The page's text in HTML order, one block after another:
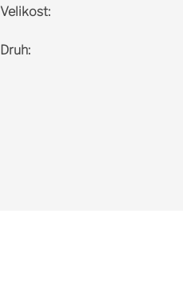
Velikost:
Druh: